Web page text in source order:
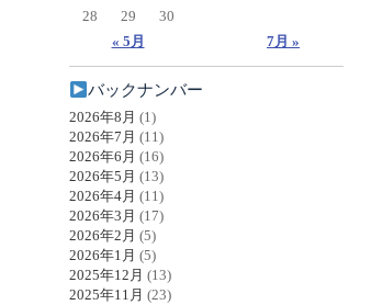
« 5月 7月 »
28
29 30
バックナンバー
2026年8月 (1)
2026年7月 (11)
2026年6月 (16)
2026年5月 (13)
2026年4月 (11)
2026年3月 (17)
2026年2月 (5)
2026年1月 (5)
2025年12月 (13)
2025年11月 (23)